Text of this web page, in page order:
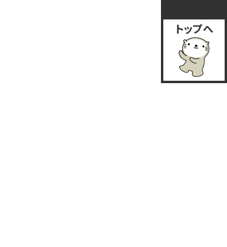
トップへ